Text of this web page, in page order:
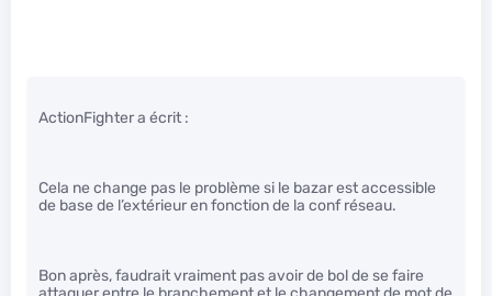
ActionFighter a écrit :
Cela ne change pas le problème si le bazar est accessible
de base de l’extérieur en fonction de la conf réseau.
Bon après, faudrait vraiment pas avoir de bol de se faire